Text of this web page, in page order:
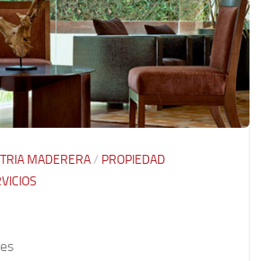
MADERERA/ PROPIEDAD